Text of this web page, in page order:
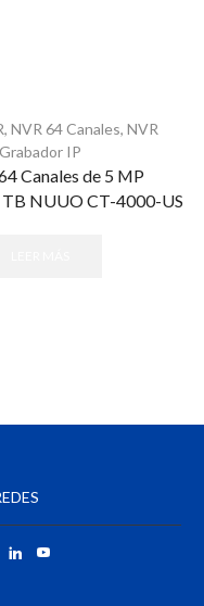
, NVR 64 Canales, NVR
Grabador IP
Canales de 5 MP
NUUO CT-4000-US